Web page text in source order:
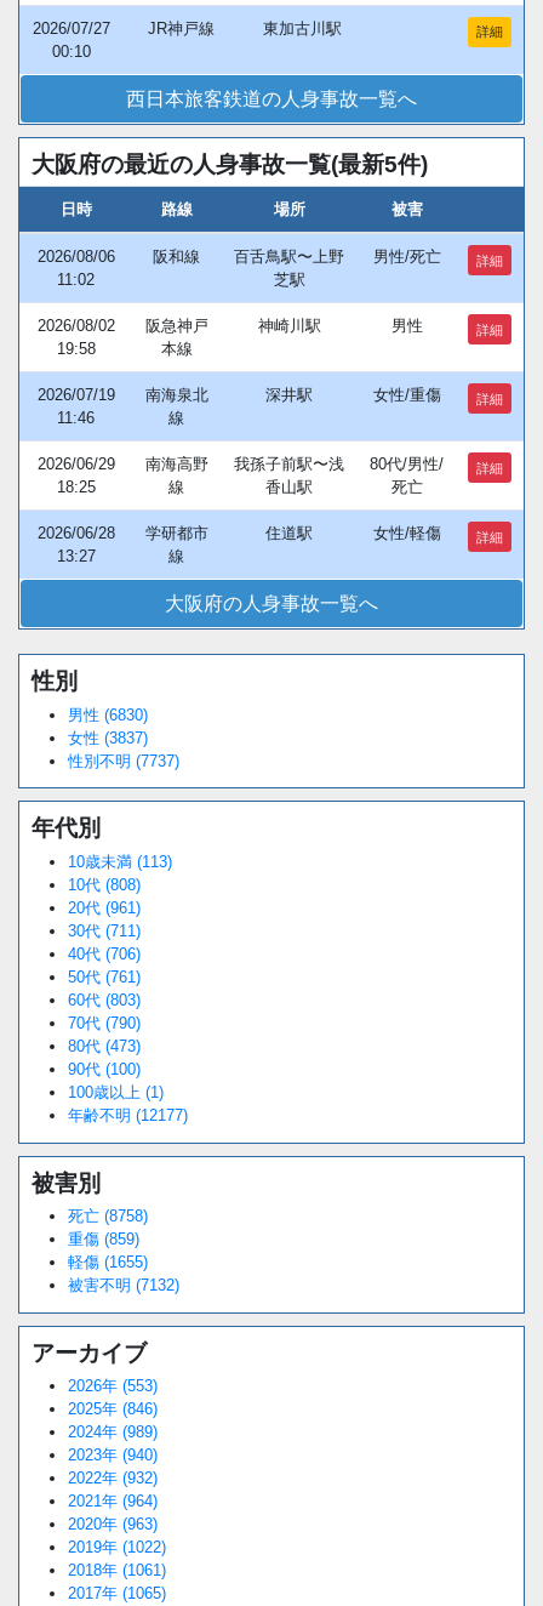
2026/07/27
00:10
JR神戸線 東加古川駅 詳細
西日本旅客鉄道の人身事故一覧へ
大阪府の最近の人身事故一覧(最新5件)
日時 路線 場所 被害
2026/08/06
11:02
阪和線
百舌鳥駅〜上野
芝駅
男性/死亡 詳細
2026/08/02
19:58
阪急神戸
本線
神崎川駅 男性 詳細
2026/07/19
11:46
南海泉北
線
深井駅 女性/重傷 詳細
2026/06/29
18:25
南海高野
線
我孫子前駅〜浅
香山駅
80代/男性/
死亡
詳細
2026/06/28
13:27
学研都市
線
住道駅 女性/軽傷 詳細
大阪府の人身事故一覧へ
Unmute
性別
男性 (6830)
女性 (3837)
性別不明 (7737)
年代別
10歳未満 (113)
10代 (808)
20代 (961)
30代 (711)
40代 (706)
50代 (761)
60代 (803)
70代 (790)
80代 (473)
90代 (100)
100歳以上 (1)
年齢不明 (12177)
被害別
死亡 (8758)
重傷 (859)
軽傷 (1655)
被害不明 (7132)
アーカイブ
2026年 (553)
2025年 (846)
2024年 (989)
2023年 (940)
2022年 (932)
2021年 (964)
2020年 (963)
2019年 (1022)
2018年 (1061)
2017年 (1065)